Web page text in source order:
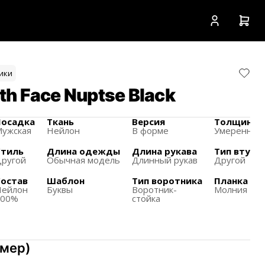
Face Nuptse Black
Ткань
Нейлон
Версия
В форме
Толщина
Умеренный
Длина одежды
Обычная модель
Длина рукава
Длинный рукав
Тип
Другой
Шаблон
Буквы
Тип воротника
Воротник-
стойка
Планка
Молния
)